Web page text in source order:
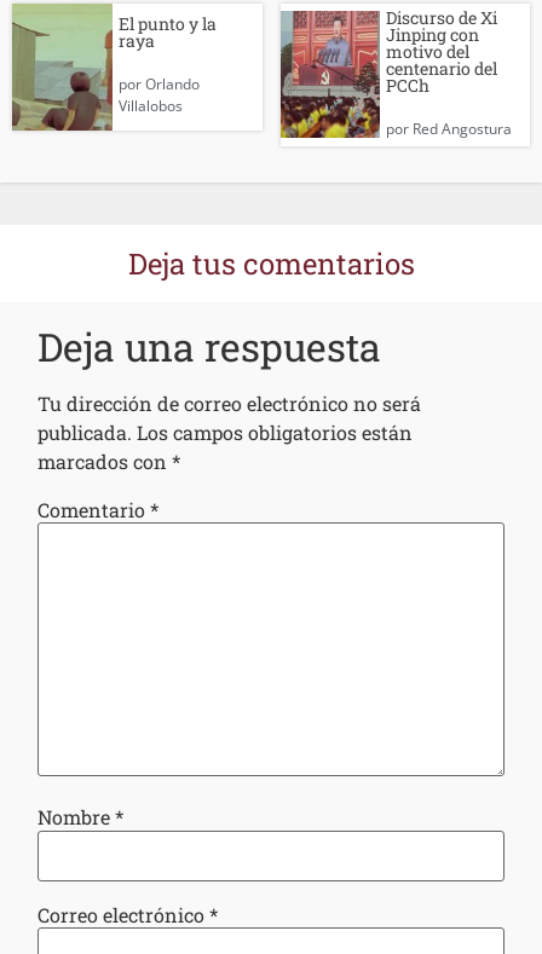
El punto y la
raya
porOrlando
Villalobos
Discurso de Xi
Jinping con
motivo del
centenario del
PCCh
por Red Angostura
Deja tus comentarios
Deja una respuesta
Tu dirección de correo electrónico no será
publicada. Los campos obligatorios están
marcados con*
Comentario*
Nombre*
Correo electrónico*